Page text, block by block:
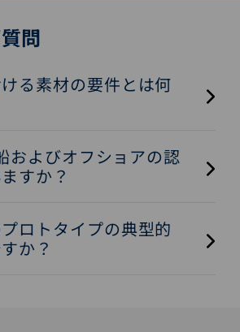
問
る素材の要件とは何
およびオフショアの認
すか？
ロトタイプの典型的
か？